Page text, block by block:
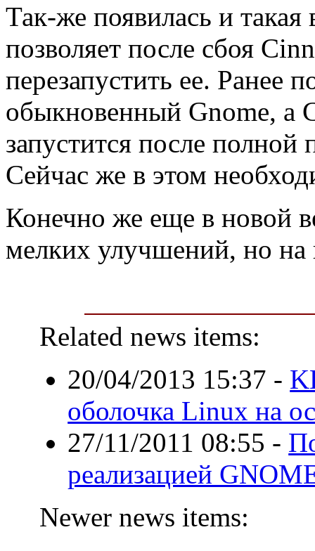
Так-же появилась и такая
позволяет после сбоя
перезапустить ее. Ранее
обыкновенный Gnome, а
запустится после полной
Сейчас же в этом
Конечно же еще в новой
мелких улучшений, но на
Related news items:
20/04/2013 15:37 -
оболочка Linux на
27/11/2011 08:55 -
реализацией
Newer news items: